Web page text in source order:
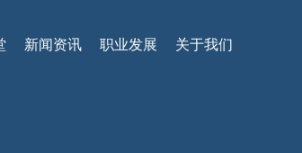
新闻资讯 职业发展 关于我们